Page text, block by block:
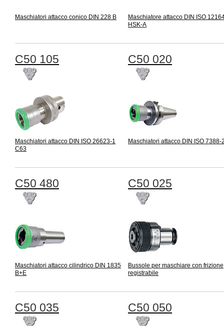
Maschiatori attacco conico DIN 228 B
Maschiatore attacco DIN ISO
HSK-A
C50 105
Maschiatori attacco DIN ISO 26623-1
C63
C50 020
Maschiatori attacco DIN ISO 7388-
C50 480
Maschiatori attacco cilindrico DIN 1835
B+E
C50 025
Bussole per maschiare con frizione
registrabile
C50 035 C50 050